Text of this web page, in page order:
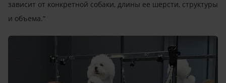
зависит от конкретной собаки, длины ее шерсти, структуры
и объема.”